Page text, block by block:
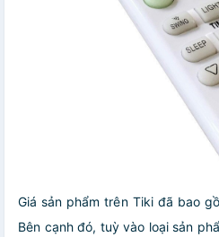
Giá sản phẩm trên Tiki đã bao
Bên cạnh đó, tuỳ vào loại sản